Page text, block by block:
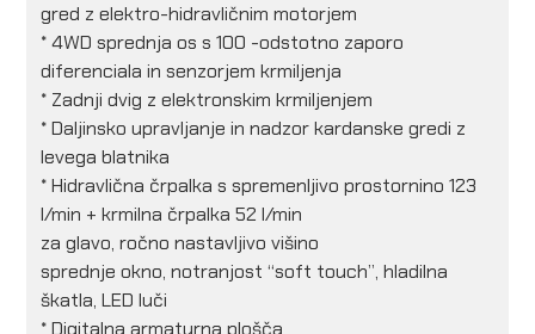
gred z elektro-hidravličnim motorjem
* 4WD sprednja os s 100 -odstotno zaporo
diferenciala in senzorjem krmiljenja
* Zadnji dvig z elektronskim krmiljenjem
* Daljinsko upravljanje in nadzor kardanske gredi z
levega blatnika
* Hidravlična črpalka s spremenljivo prostornino 123
l/min + krmilna črpalka 52 l/min
za glavo, ročno nastavljivo višino
sprednje okno, notranjost “soft touch”, hladilna
škatla, LED luči
* Digitalna armaturna plošča